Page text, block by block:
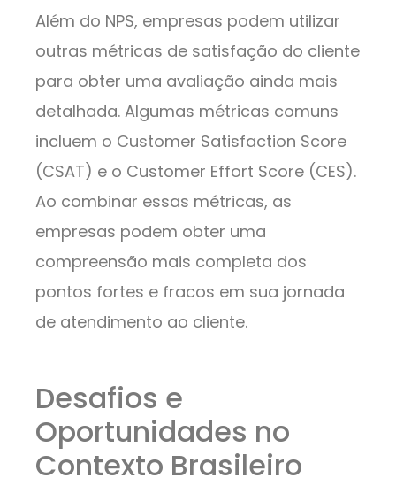
Além do NPS, empresas podem utilizar
outras métricas de satisfação do cliente
para obter uma avaliação ainda mais
detalhada. Algumas métricas comuns
incluem o Customer Satisfaction Score
(CSAT) e o Customer Effort Score (CES).
Ao combinar essas métricas, as
empresas podem obter uma
compreensão mais completa dos
pontos fortes e fracos em sua jornada
de atendimento ao cliente.
Desafios e
Oportunidades no
Contexto Brasileiro